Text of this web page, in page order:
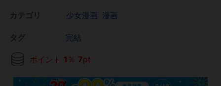
少女漫画 漫画
完結
ポイント 1 ％ 7pt